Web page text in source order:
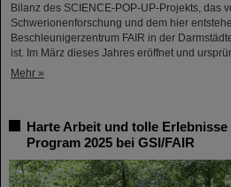
Bilanz des SCIENCE-POP-UP-Projekts, das
Schwerionenforschung und dem hier
Beschleunigerzentrum FAIR in der
ist. Im März dieses Jahres eröffnet und
Mehr »
Harte Arbeit und tolle
Program 2025 bei GSI/FAIR